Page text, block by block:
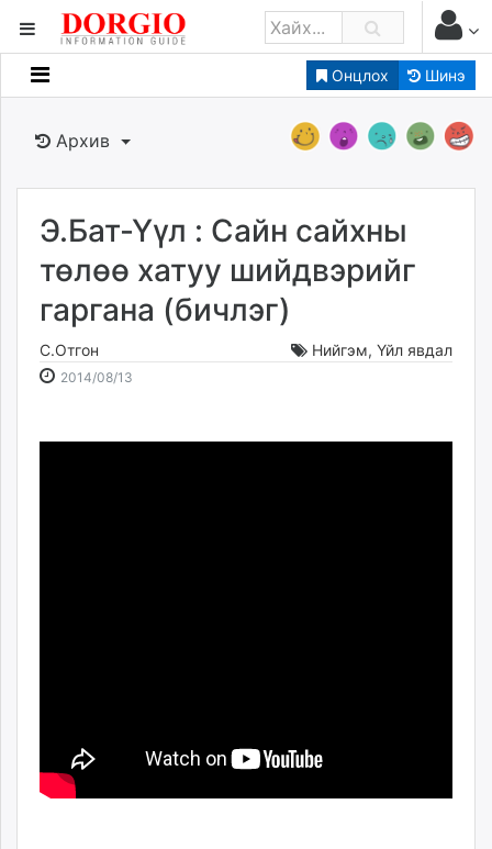
Онцлох Шинэ
Мэдээллийн
Банк санхүү
Бизнес ААН
Төрийн
dorgio.mn
Gogo.mn
caak.mn
today.mn
zuv.mn
Архив
Э.Бат-Үүл : Сайн сайхны
төлөө хатуу шийдвэрийг
гаргана (бичлэг)
С.Отгон Нийгэм, Үйл явдал
2014/08/13